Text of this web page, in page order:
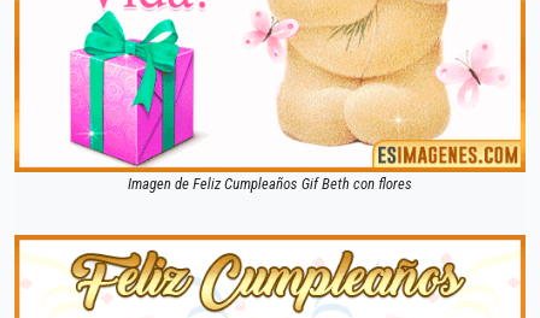
Imagen de Feliz Cumpleaños Gif Beth con flores